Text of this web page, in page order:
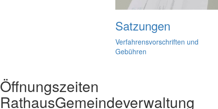
Satzungen
Verfahrensvorschriften und
Gebühren
Öffnungszeiten
RathausGemeindeverwaltung